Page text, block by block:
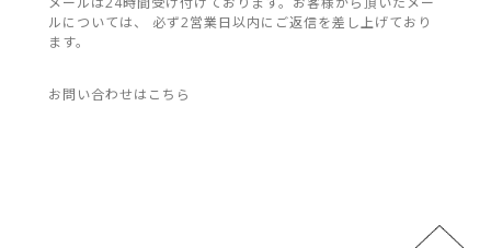
ルについては、 必ず2営業日以内にご返信を差し上げており
ます。
お問い合わせはこちら